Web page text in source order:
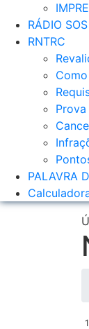
RÁDIO SOS
RNTRC
PALAVRA